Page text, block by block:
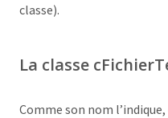
classe).
La classe
Comme son nom